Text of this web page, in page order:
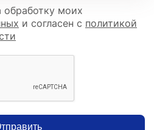
обработку моих
и согласен с политикой